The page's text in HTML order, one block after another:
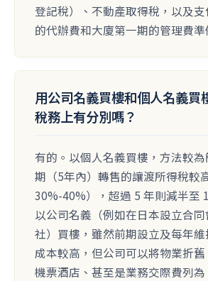
登記稅）、不動產取得稅，以及
的代辦費和大廈第一期的管理費準
用公司名義買樓和個人名義買
稅務上有分別嗎？
有的。以個人名義買樓，方法較
期（5年內）轉售的讓渡所得稅較
30%-40%），超過 5 年則減半至
以公司名義（例如在日本設立合
社）買樓，雖然前期設立及每年
成本較高，但公司可以將物業折
機票酒店、甚至是業務交際費列為